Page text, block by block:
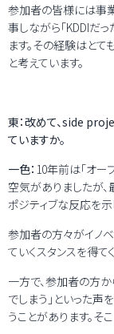
参加者の皆様には事
事しながら「KDDIだ
ます。その経験はと
と考えています。
東：改めて、side
ていますか。
一色： 10年前は「オー
空気がありましたが
ポジティブな反応を示
参加者の方々がイノ
ていくスタンスを得て
一方で、参加者の方か
でしまう」といった声
うことがあります。そ